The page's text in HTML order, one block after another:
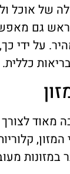
של אוכל
גם
על ידי
כללית.
מאוד